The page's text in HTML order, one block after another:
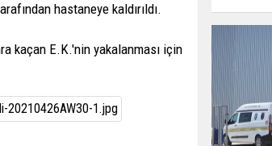
hastaneye kaldırıldı.
kaçan E.K.'nin yakalanması için